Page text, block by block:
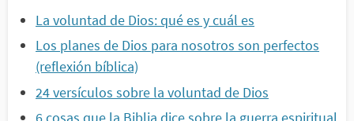
La voluntad de Dios: qué es y cuál es
Los planes de Dios para nosotros son perfectos
(reflexión bíblica)
24 versículos sobre la voluntad de Dios